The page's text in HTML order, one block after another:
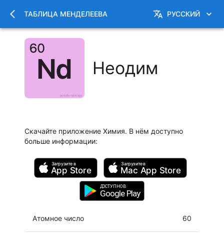
ТАБЛИЦА МЕНДЕЛЕЕВА РУССКИЙ
Неодим
Скачайте приложение Химия. В нём доступно
больше информации:
Загрузите в
App Store
Загрузите в
Mac App Store
ДОСТУПНО В
Google Play
Атомное число 60